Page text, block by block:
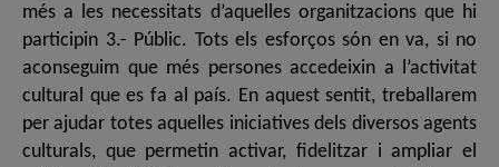
més a les necessitats d’aquelles organitzacions que hi
participin 3.- Públic. Tots els esforços són en va, si no
aconseguim que més persones accedeixin a l’activitat
cultural que es fa al país. En aquest sentit, treballarem
per ajudar totes aquelles iniciatives dels diversos agents
culturals, que permetin activar, fidelitzar i ampliar el